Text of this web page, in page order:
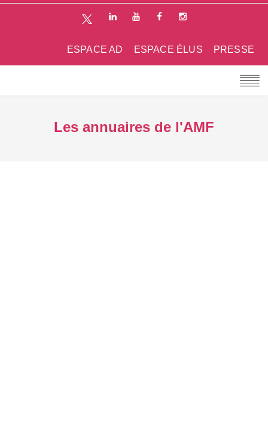
PRESSE
ESPACE ÉLUS
ESPACE AD
Les annuaires de l'AMF